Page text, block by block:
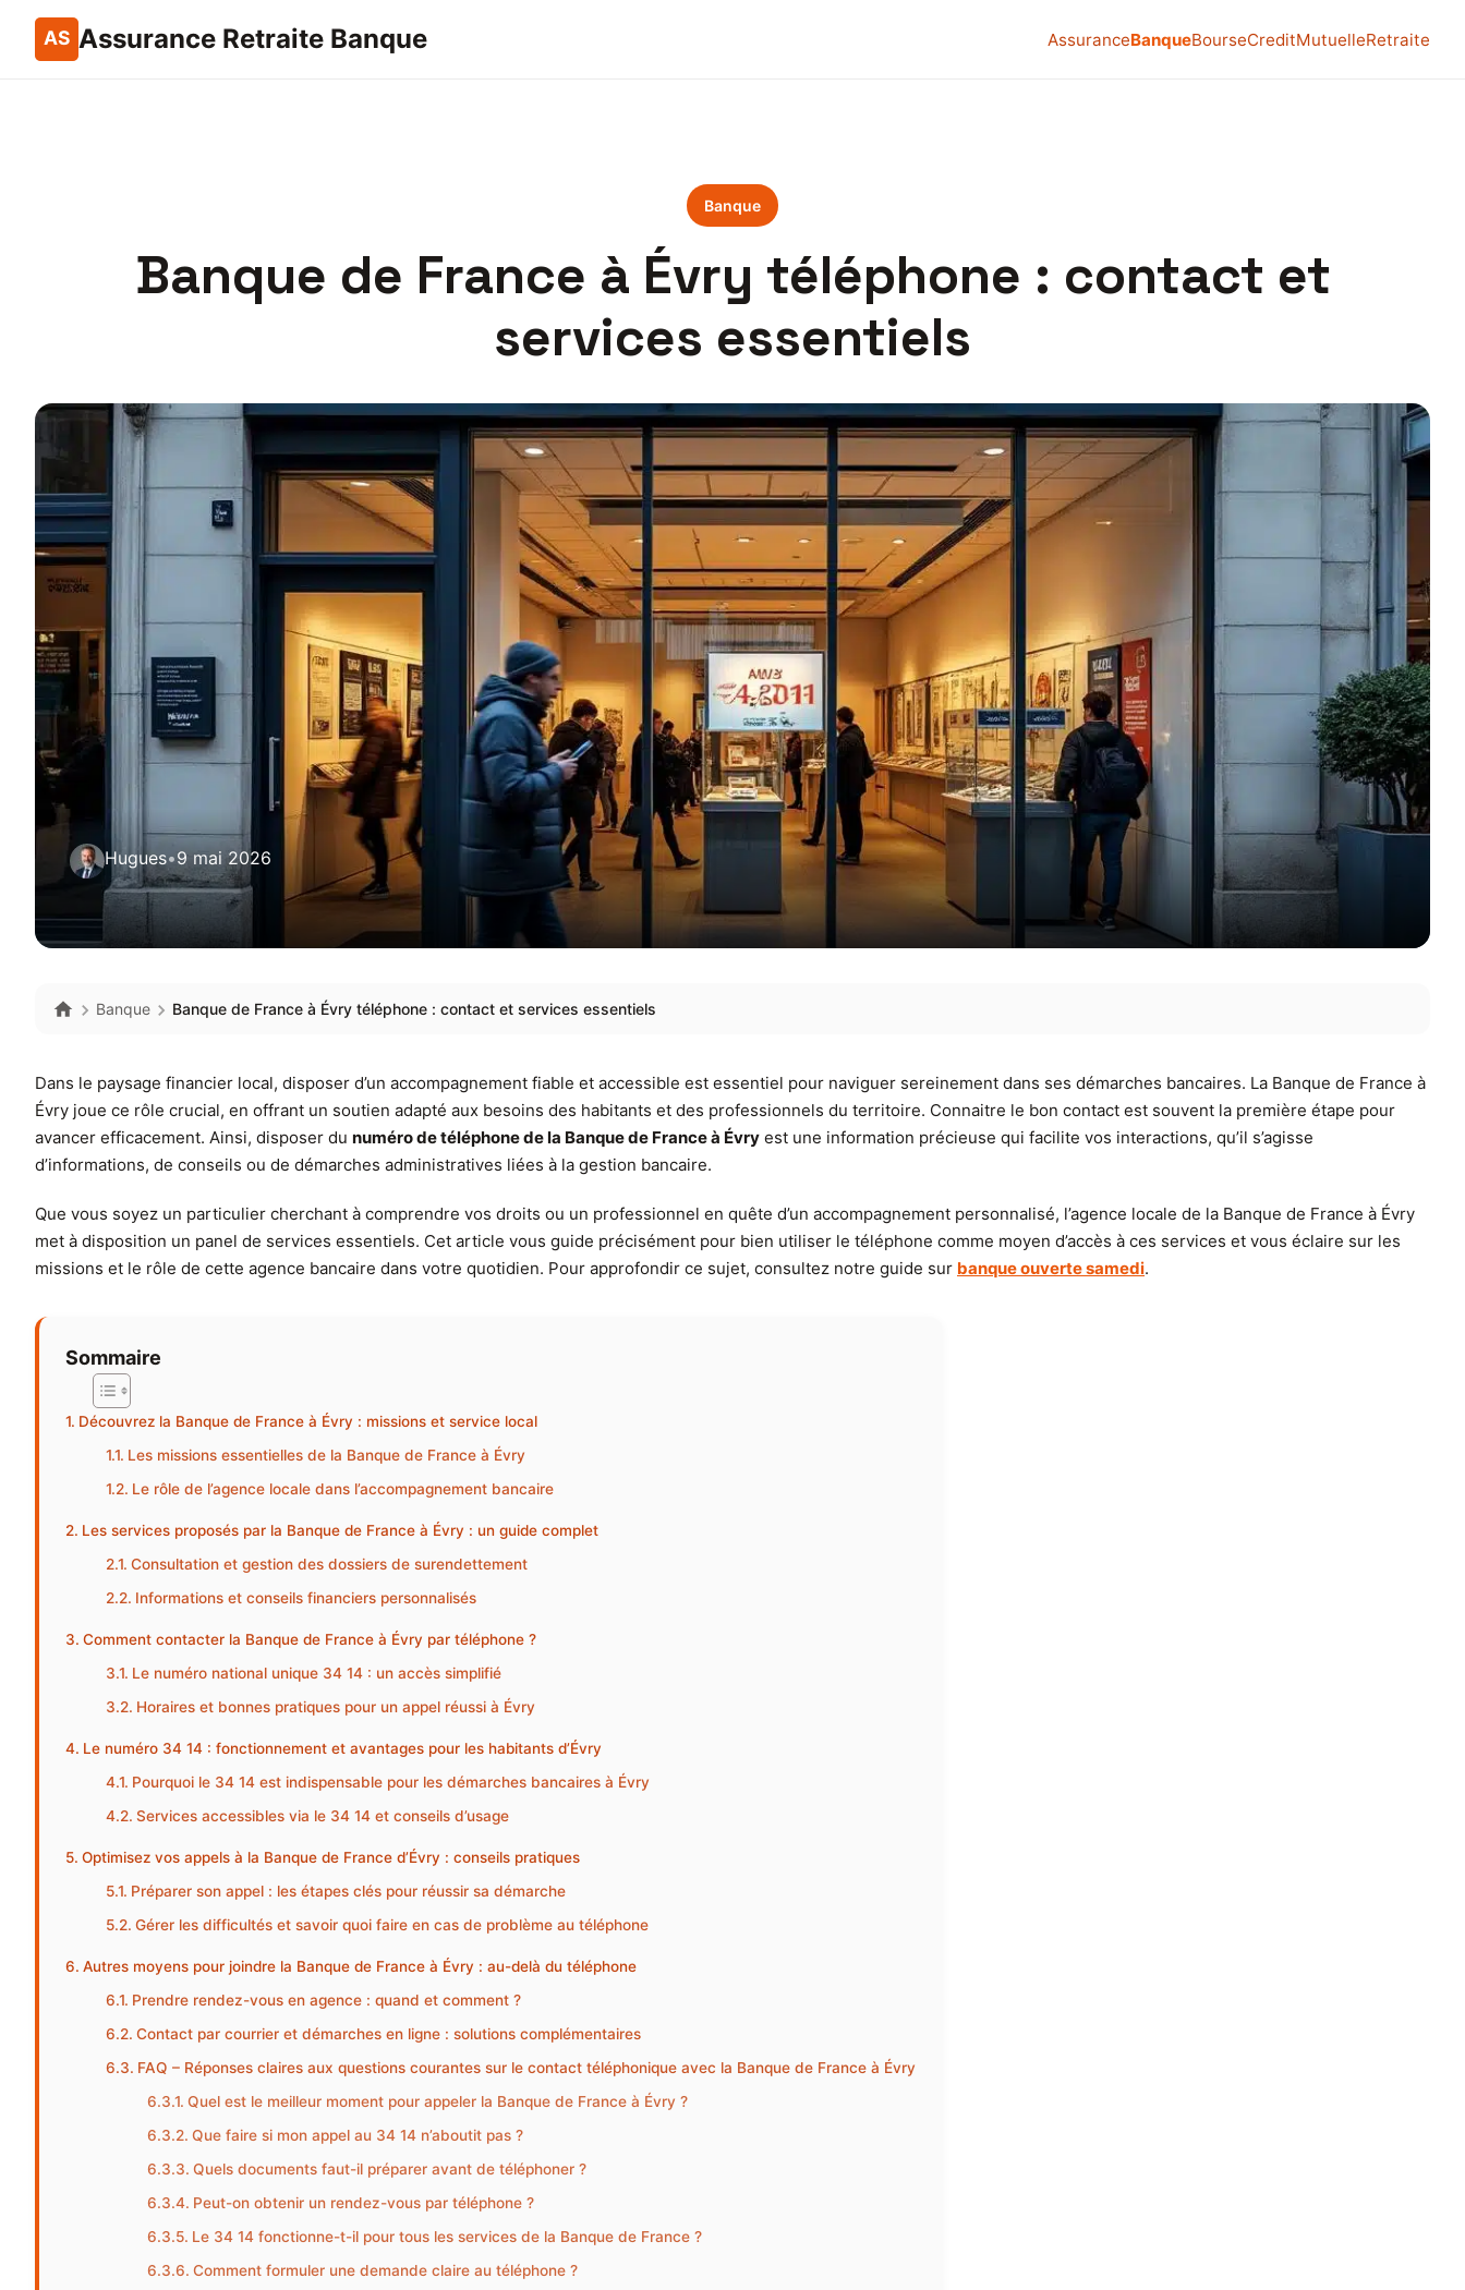
Assurance Retraite Banque AssuranceBanqueBourseCreditMutuelleRetraite
Banque
Banque de France à Évry téléphone : contact et
services essentiels
Hugues•9 mai 2026
Banque Banque de France à Évry téléphone : contact et services essentiels
Dans le paysage financier local, disposer d’un accompagnement fiable et accessible est essentiel pour naviguer sereinement dans ses démarches bancaires. La Banque de France à
Évry joue ce rôle crucial, en offrant un soutien adapté aux besoins des habitants et des professionnels du territoire. Connaitre le bon contact est souvent la première étape pour
avancer efficacement. Ainsi, disposer du numéro de téléphone de la Banque de France à Évry est une information précieuse qui facilite vos interactions, qu’il s’agisse
d’informations, de conseils ou de démarches administratives liées à la gestion bancaire.
Que vous soyez un particulier cherchant à comprendre vos droits ou un professionnel en quête d’un accompagnement personnalisé, l’agence locale de la Banque de France à Évry
met à disposition un panel de services essentiels. Cet article vous guide précisément pour bien utiliser le téléphone comme moyen d’accès à ces services et vous éclaire sur les
missions et le rôle de cette agence bancaire dans votre quotidien. Pour approfondir ce sujet, consultez notre guide sur banque ouverte samedi.
Sommaire
Découvrez la Banque de France à Évry : missions et service local
Les missions essentielles de la Banque de France à Évry
Le rôle de l’agence locale dans l’accompagnement bancaire
Les services proposés par la Banque de France à Évry : un guide complet
Consultation et gestion des dossiers de surendettement
Informations et conseils financiers personnalisés
Comment contacter la Banque de France à Évry par téléphone ?
Le numéro national unique 34 14 : un accès simplifié
Horaires et bonnes pratiques pour un appel réussi à Évry
Le numéro 34 14 : fonctionnement et avantages pour les habitants d’Évry
Pourquoi le 34 14 est indispensable pour les démarches bancaires à Évry
Services accessibles via le 34 14 et conseils d’usage
Optimisez vos appels à la Banque de France d’Évry : conseils pratiques
Préparer son appel : les étapes clés pour réussir sa démarche
Gérer les difficultés et savoir quoi faire en cas de problème au téléphone
Autres moyens pour joindre la Banque de France à Évry : au-delà du téléphone
Prendre rendez-vous en agence : quand et comment ?
Contact par courrier et démarches en ligne : solutions complémentaires
FAQ – Réponses claires aux questions courantes sur le contact téléphonique avec la Banque de France à Évry
Quel est le meilleur moment pour appeler la Banque de France à Évry ?
Que faire si mon appel au 34 14 n’aboutit pas ?
Quels documents faut-il préparer avant de téléphoner ?
Peut-on obtenir un rendez-vous par téléphone ?
Le 34 14 fonctionne-t-il pour tous les services de la Banque de France ?
Comment formuler une demande claire au téléphone ?